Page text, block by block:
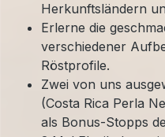
Herkunftsländern
Erlerne die
verschiedener
Röstprofile.
Zwei von uns
(Costa Rica Perla
als Bonus-Stopps